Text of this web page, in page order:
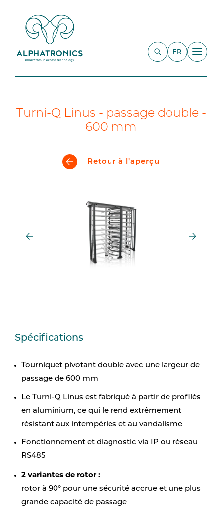
FR
Turni-Q Linus - passage double -
600 mm
Retour à l'aperçu
Spécifications
Tourniquet pivotant double avec une largeur de
passage de 600 mm
Le Turni-Q Linus est fabriqué à partir de profilés
en aluminium, ce qui le rend extrêmement
résistant aux intempéries et au vandalisme
Fonctionnement et diagnostic via IP ou réseau
RS485
2 variantes de rotor :
rotor à 90° pour une sécurité accrue et une plus
grande capacité de passage